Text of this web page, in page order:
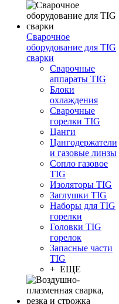
Сварочное
оборудование для TIG
сварки
Сварочные
аппараты TIG
Блоки
охлаждения
Сварочные
горелки TIG
Цанги
Цангодержатели
и газовые линзы
Сопло газовое
TIG
Изоляторы TIG
Заглушки TIG
Наборы для TIG
горелки
Головки TIG
горелок
Запасные части
TIG
+ ЕЩЕ